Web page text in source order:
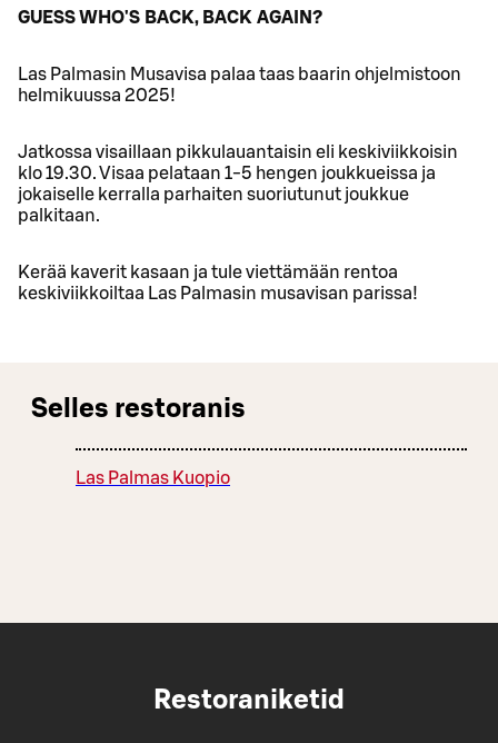
GUESS WHO'S BACK, BACK AGAIN?
Las Palmasin Musavisa palaa taas baarin ohjelmistoon
helmikuussa 2025!
Jatkossa visaillaan pikkulauantaisin eli keskiviikkoisin
klo 19.30. Visaa pelataan 1-5 hengen joukkueissa ja
jokaiselle kerralla parhaiten suoriutunut joukkue
palkitaan.
Kerää kaverit kasaan ja tule viettämään rentoa
keskiviikkoiltaa Las Palmasin musavisan parissa!
Selles restoranis
Las Palmas Kuopio
Restoraniketid